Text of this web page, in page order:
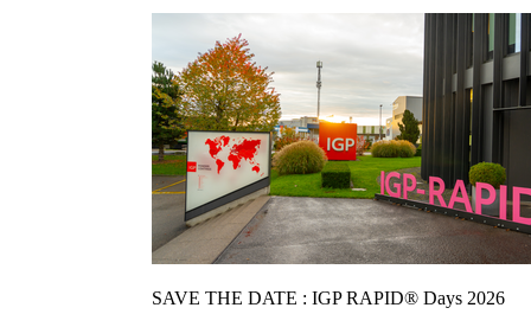
SAVE THE DATE : IGP RAPID® Days 2026